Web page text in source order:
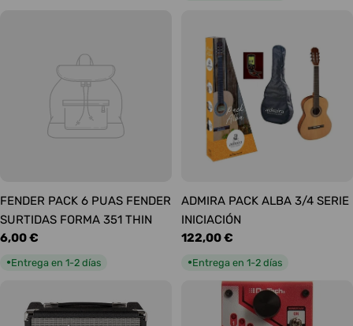
FENDER PACK 6 PUAS FENDER
SURTIDAS FORMA 351 THIN
Precio
6,00 €
●Entrega en 1-2 días
ADMIRA PACK ALBA 3/4 SERIE
INICIACIÓN
Precio
122,00 €
●Entrega en 1-2 días